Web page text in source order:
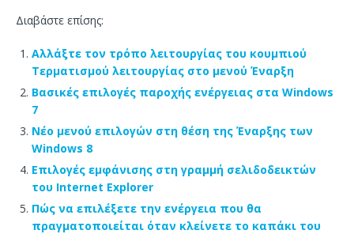
Διαβάστε επίσης:
Αλλάξτε τον τρόπο λειτουργίας του κουμπιού
Τερματισμού λειτουργίας στο μενού Έναρξη
Βασικές επιλογές παροχής ενέργειας στα Windows
7
Νέο μενού επιλογών στη θέση της Έναρξης των
Windows 8
Επιλογές εμφάνισης στη γραμμή σελιδοδεικτών
του Internet Explorer
Πώς να επιλέξετε την ενέργεια που θα
πραγματοποιείται όταν κλείνετε το καπάκι του